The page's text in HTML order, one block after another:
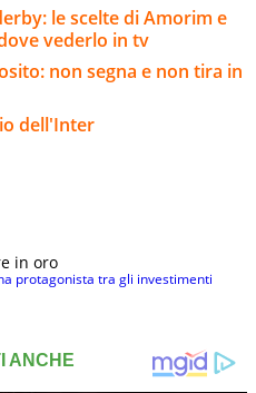
le scelte di Amorim e
vederlo in tv
non segna e non tira in
dell'Inter
in oro
protagonista tra gli investimenti